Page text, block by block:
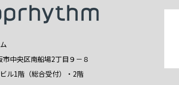
中央区南船場2丁目９－８
ル1階（総合受付）・2階